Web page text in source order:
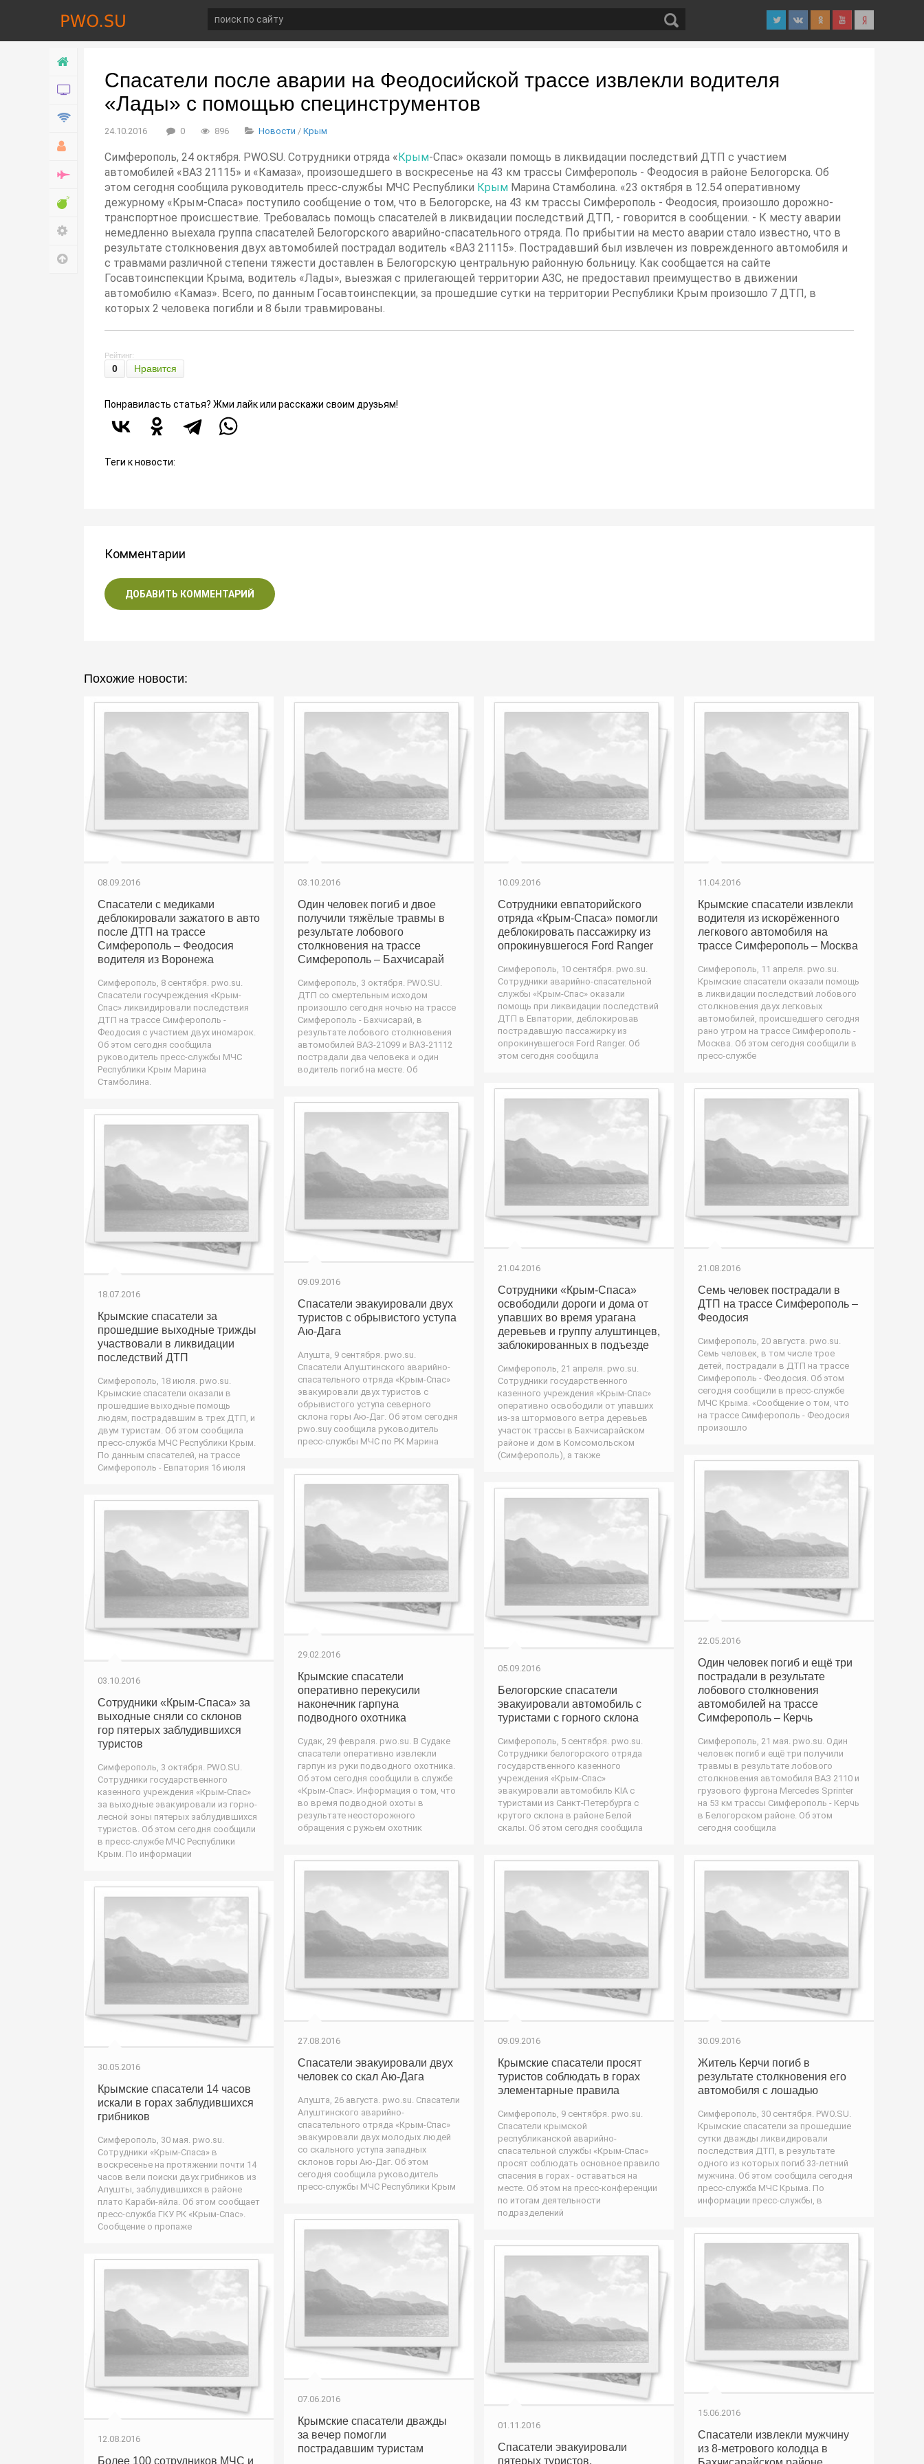
Новости
Технологии
Война
Развлечение
Настройки
Наверх
Спасатели после аварии на Феодосийской трассе извлекли водителя
«Лады» с помощью специнструментов
24.10.2016 0 896 Новости / Крым
Симферополь, 24 октября. PWO.SU. Сотрудники отряда «Крым-Спас» оказали помощь в ликвидации последствий ДТП с участием
автомобилей «ВАЗ 21115» и «Камаза», произошедшего в воскресенье на 43 км трассы Симферополь - Феодосия в районе Белогорска. Об
этом сегодня сообщила руководитель пресс-службы МЧС Республики Крым Марина Стамболина. «23 октября в 12.54 оперативному
дежурному «Крым-Спаса» поступило сообщение о том, что в Белогорске, на 43 км трассы Симферополь - Феодосия, произошло дорожно-
транспортное происшествие. Требовалась помощь спасателей в ликвидации последствий ДТП, - говорится в сообщении. - К месту аварии
немедленно выехала группа спасателей Белогорского аварийно-спасательного отряда. По прибытии на место аварии стало известно, что в
результате столкновения двух автомобилей пострадал водитель «ВАЗ 21115». Пострадавший был извлечен из поврежденного автомобиля и
с травмами различной степени тяжести доставлен в Белогорскую центральную районную больницу. Как сообщается на сайте
Госавтоинспекции Крыма, водитель «Лады», выезжая с прилегающей территории АЗС, не предоставил преимущество в движении
автомобилю «Камаз». Всего, по данным Госавтоинспекции, за прошедшие сутки на территории Республики Крым произошло 7 ДТП, в
которых 2 человека погибли и 8 были травмированы.
Рейтинг:
0 Нравится
Понравиласть статья? Жми лайк или расскажи своим друзьям!
Теги к новости:
Комментарии
ДОБАВИТЬ КОММЕНТАРИЙ
Похожие новости:
08.09.2016
Спасатели с медиками
деблокировали зажатого в авто
после ДТП на трассе
Симферополь – Феодосия
водителя из Воронежа
Симферополь, 8 сентября. pwo.su.
Спасатели госучреждения «Крым-
Спас» ликвидировали последствия
ДТП на трассе Симферополь -
Феодосия с участием двух иномарок.
Об этом сегодня сообщила
руководитель пресс-службы МЧС
Республики Крым Марина
Стамболина.
03.10.2016
Один человек погиб и двое
получили тяжёлые травмы в
результате лобового
столкновения на трассе
Симферополь – Бахчисарай
Симферополь, 3 октября. PWO.SU.
ДТП со смертельным исходом
произошло сегодня ночью на трассе
Симферополь - Бахчисарай, в
результате лобового столкновения
автомобилей ВАЗ-21099 и ВАЗ-21112
пострадали два человека и один
водитель погиб на месте. Об
10.09.2016
Сотрудники евпаторийского
отряда «Крым-Спаса» помогли
деблокировать пассажирку из
опрокинувшегося Ford Ranger
Симферополь, 10 сентября. pwo.su.
Сотрудники аварийно-спасательной
службы «Крым-Спас» оказали
помощь при ликвидации последствий
ДТП в Евпатории, деблокировав
пострадавшую пассажирку из
опрокинувшегося Ford Ranger. Об
этом сегодня сообщила
11.04.2016
Крымские спасатели извлекли
водителя из искорёженного
легкового автомобиля на
трассе Симферополь – Москва
Симферополь, 11 апреля. pwo.su.
Крымские спасатели оказали помощь
в ликвидации последствий лобового
столкновения двух легковых
автомобилей, происшедшего сегодня
рано утром на трассе Симферополь -
Москва. Об этом сегодня сообщили в
пресс-службе
21.04.2016
Сотрудники «Крым-Спаса»
освободили дороги и дома от
упавших во время урагана
деревьев и группу алуштинцев,
заблокированных в подъезде
Симферополь, 21 апреля. pwo.su.
Сотрудники государственного
казенного учреждения «Крым-Спас»
оперативно освободили от упавших
из-за штормового ветра деревьев
участок трассы в Бахчисарайском
районе и дом в Комсомольском
(Симферополь), а также
21.08.2016
Семь человек пострадали в
ДТП на трассе Симферополь –
Феодосия
Симферополь, 20 августа. pwo.su.
Семь человек, в том числе трое
детей, пострадали в ДТП на трассе
Симферополь - Феодосия. Об этом
сегодня сообщили в пресс-службе
МЧС Крыма. «Сообщение о том, что
на трассе Симферополь - Феодосия
произошло
09.09.2016
Спасатели эвакуировали двух
туристов с обрывистого уступа
Аю-Дага
Алушта, 9 сентября. pwo.su.
Спасатели Алуштинского аварийно-
спасательного отряда «Крым-Спас»
эвакуировали двух туристов с
обрывистого уступа северного
склона горы Аю-Даг. Об этом сегодня
pwo.suу сообщила руководитель
пресс-службы МЧС по РК Марина
18.07.2016
Крымские спасатели за
прошедшие выходные трижды
участвовали в ликвидации
последствий ДТП
Симферополь, 18 июля. pwo.su.
Крымские спасатели оказали в
прошедшие выходные помощь
людям, пострадавшим в трех ДТП, и
двум туристам. Об этом сообщила
пресс-служба МЧС Республики Крым.
По данным спасателей, на трассе
Симферополь - Евпатория 16 июля
22.05.2016
Один человек погиб и ещё три
пострадали в результате
лобового столкновения
автомобилей на трассе
Симферополь – Керчь
Симферополь, 21 мая. pwo.su. Один
человек погиб и ещё три получили
травмы в результате лобового
столкновения автомобиля ВАЗ 2110 и
грузового фургона Mercedes Sprinter
на 53 км трассы Симферополь - Керчь
в Белогорском районе. Об этом
сегодня сообщила
29.02.2016
Крымские спасатели
оперативно перекусили
наконечник гарпуна
подводного охотника
Судак, 29 февраля. pwo.su. В Судаке
спасатели оперативно извлекли
гарпун из руки подводного охотника.
Об этом сегодня сообщили в службе
«Крым-Спас». Информация о том, что
во время подводной охоты в
результате неосторожного
обращения с ружьем охотник
05.09.2016
Белогорские спасатели
эвакуировали автомобиль с
туристами с горного склона
Симферополь, 5 сентября. pwo.su.
Сотрудники белогорского отряда
государственного казенного
учреждения «Крым-Спас»
эвакуировали автомобиль KIA с
туристами из Санкт-Петербурга с
крутого склона в районе Белой
скалы. Об этом сегодня сообщила
03.10.2016
Сотрудники «Крым-Спаса» за
выходные сняли со склонов
гор пятерых заблудившихся
туристов
Симферополь, 3 октября. PWO.SU.
Сотрудники государственного
казенного учреждения «Крым-Спас»
за выходные эвакуировали из горно-
лесной зоны пятерых заблудившихся
туристов. Об этом сегодня сообщили
в пресс-службе МЧС Республики
Крым. По информации
27.08.2016
Спасатели эвакуировали двух
человек со скал Аю-Дага
Алушта, 26 августа. pwo.su. Спасатели
Алуштинского аварийно-
спасательного отряда «Крым-Спас»
эвакуировали двух молодых людей
со скального уступа западных
склонов горы Аю-Даг. Об этом
сегодня сообщила руководитель
пресс-службы МЧС Республики Крым
09.09.2016
Крымские спасатели просят
туристов соблюдать в горах
элементарные правила
Симферополь, 9 сентября. pwo.su.
Спасатели крымской
республиканской аварийно-
спасательной службы «Крым-Спас»
просят соблюдать основное правило
спасения в горах - оставаться на
месте. Об этом на пресс-конференции
по итогам деятельности
подразделений
30.09.2016
Житель Керчи погиб в
результате столкновения его
автомобиля с лошадью
Симферополь, 30 сентября. PWO.SU.
Крымские спасатели за прошедшие
сутки дважды ликвидировали
последствия ДТП, в результате
одного из которых погиб 33-летний
мужчина. Об этом сообщила сегодня
пресс-служба МЧС Крыма. По
информации пресс-службы, в
30.05.2016
Крымские спасатели 14 часов
искали в горах заблудившихся
грибников
Симферополь, 30 мая. pwo.su.
Сотрудники «Крым-Спаса» в
воскресенье на протяжении почти 14
часов вели поиски двух грибников из
Алушты, заблудившихся в районе
плато Караби-яйла. Об этом сообщает
пресс-служба ГКУ РК «Крым-Спас».
Сообщение о пропаже
07.06.2016
Крымские спасатели дважды
за вечер помогли
пострадавшим туристам
15.06.2016
Спасатели извлекли мужчину
из 8-метрового колодца в
01.11.2016
Спасатели эвакуировали
пятерых туристов,
12.08.2016
Более 100 сотрудников МЧС и